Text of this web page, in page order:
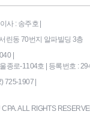
사 : 송주호 |
린동 70번지 알파빌딩 3층
|
종로-1104호 | 등록번호 :
725-1907 |
ALL RIGHTS